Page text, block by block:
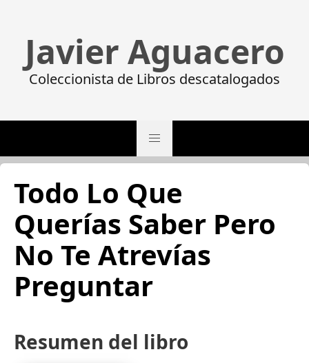
Javier Aguacero
Coleccionista de Libros descatalogados
Todo Lo Que
Querías Saber Pero
No Te Atrevías
Preguntar
Resumen del libro